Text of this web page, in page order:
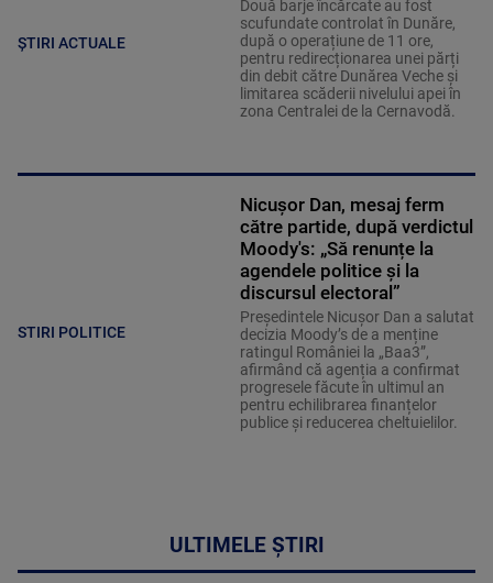
ȘTIRI ACTUALE
Două barje încărcate au fost
scufundate controlat în Dunăre,
după o operațiune de 11 ore,
pentru redirecționarea unei părți
din debit către Dunărea Veche și
limitarea scăderii nivelului apei în
zona Centralei de la Cernavodă.
STIRI POLITICE
Nicușor Dan, mesaj ferm
către partide, după verdictul
Moody's: „Să renunțe la
agendele politice şi la
discursul electoral”
Președintele Nicușor Dan a salutat
decizia Moody’s de a menține
ratingul României la „Baa3”,
afirmând că agenția a confirmat
progresele făcute în ultimul an
pentru echilibrarea finanțelor
publice și reducerea cheltuielilor.
ULTIMELE ȘTIRI